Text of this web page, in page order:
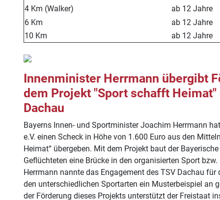
4 Km (Walker)
ab 12 Jahre
6 Km
ab 12 Jahre
10 Km
ab 12 Jahre
Innenminister Herrmann übergibt
dem Projekt "Sport schafft Heimat"
Dachau
Bayerns Innen- und Sportminister Joachim Herrmann
e.V. einen Scheck in Höhe von 1.600 Euro aus den
Heimat“ übergeben. Mit dem Projekt baut der
Geflüchteten eine Brücke in den organisierten Sport
Herrmann nannte das Engagement des TSV Dachau
den unterschiedlichen Sportarten ein Musterbeispiel an
der Förderung dieses Projekts unterstützt der Freistaat